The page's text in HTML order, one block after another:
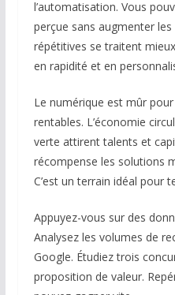
l’automatisation. Vous
perçue sans augmenter
répétitives se traitent
en rapidité et en
Le numérique est mûr
rentables. L’économie
verte attirent talents et
récompense les solutions
C’est un terrain idéal pour
Appuyez-vous sur des
Analysez les volumes de
Google. Étudiez trois
proposition de valeur.